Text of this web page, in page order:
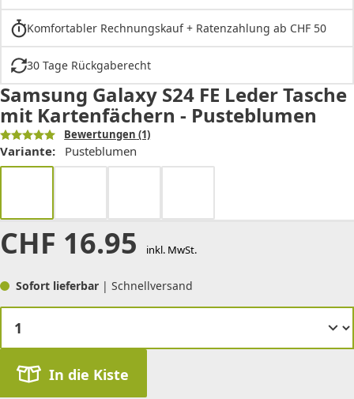
Komfortabler Rechnungskauf + Ratenzahlung ab CHF 50
30 Tage Rückgaberecht
Samsung Galaxy S24 FE Leder Tasche
mit Kartenfächern - Pusteblumen
Bewertungen (1)
Variante: Pusteblumen
CHF 16.95 inkl. MwSt.
Sofort lieferbar | Schnellversand
In die Kiste